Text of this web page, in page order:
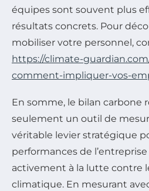
équipes sont souvent plus
résultats concrets. Pour
mobiliser votre personnel,
https://climate-
comment-impliquer-vos-
En somme, le bilan carbone
seulement un outil de
véritable levier stratégique
performances de
activement à la lutte contre
climatique. En mesurant